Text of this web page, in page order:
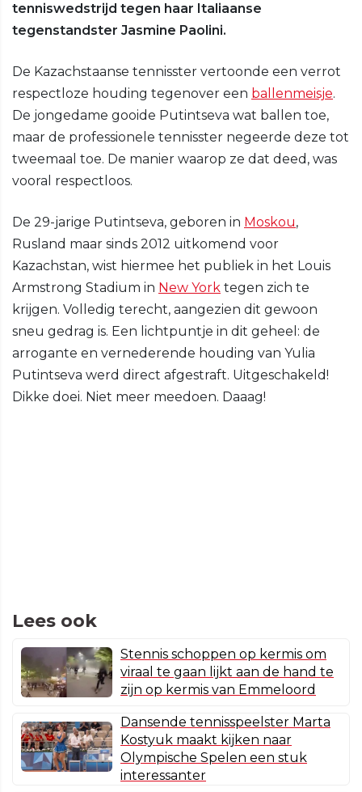
tenniswedstrijd tegen haar Italiaanse
tegenstandster Jasmine Paolini.
De Kazachstaanse tennisster vertoonde een verrot
respectloze houding tegenover een ballenmeisje.
De jongedame gooide Putintseva wat ballen toe,
maar de professionele tennisster negeerde deze tot
tweemaal toe. De manier waarop ze dat deed, was
vooral respectloos.
De 29-jarige Putintseva, geboren in Moskou,
Rusland maar sinds 2012 uitkomend voor
Kazachstan, wist hiermee het publiek in het Louis
Armstrong Stadium in New York tegen zich te
krijgen. Volledig terecht, aangezien dit gewoon
sneu gedrag is. Een lichtpuntje in dit geheel: de
arrogante en vernederende houding van Yulia
Putintseva werd direct afgestraft. Uitgeschakeld!
Dikke doei. Niet meer meedoen. Daaag!
Lees ook
Stennis schoppen op kermis om
viraal te gaan lijkt aan de hand te
zijn op kermis van Emmeloord
Dansende tennisspeelster Marta
Kostyuk maakt kijken naar
Olympische Spelen een stuk
interessanter